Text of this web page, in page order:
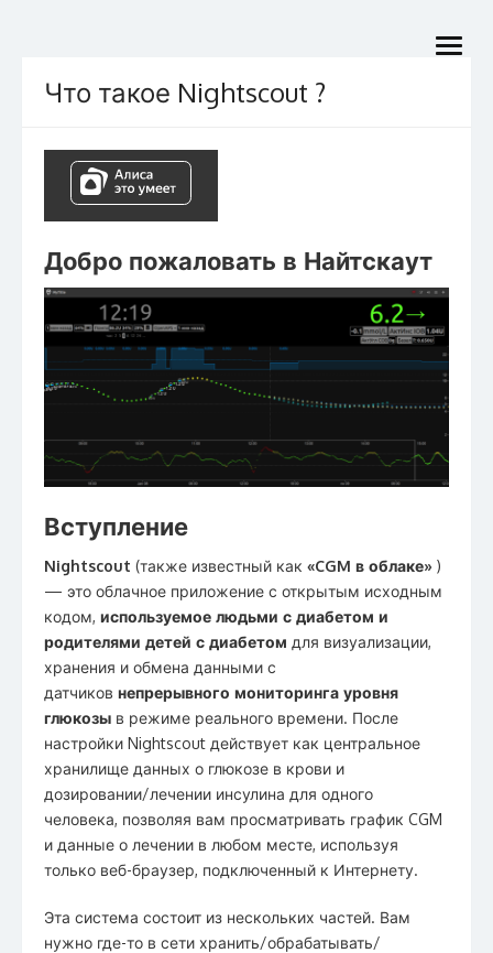
open
Что такое Nightscout ?
Добро пожаловать в Найтскаут
Вступление
Nightscout (также известный как «CGM в облаке» )
— это облачное приложение с открытым исходным
кодом, используемое людьми с диабетом и
родителями детей с диабетом для визуализации,
хранения и обмена данными с
датчиков непрерывного мониторинга уровня
глюкозы в режиме реального времени. После
настройки Nightscout действует как центральное
хранилище данных о глюкозе в крови и
дозировании/лечении инсулина для одного
человека, позволяя вам просматривать график CGM
и данные о лечении в любом месте, используя
только веб-браузер, подключенный к Интернету.
Эта система состоит из нескольких частей. Вам
нужно где-то в сети хранить/обрабатывать/